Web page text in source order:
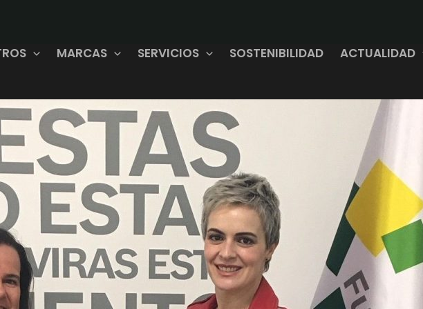
MARCAS SERVICIOS SOSTENIBILIDAD ACTUALIDAD